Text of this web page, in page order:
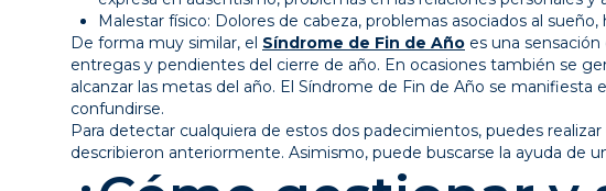
Malestar físico: Dolores de cabeza, problemas asociados al
De forma muy similar, el Síndrome de Fin de Año es una
entregas y pendientes del cierre de año. En ocasiones también se
alcanzar las metas del año. El Síndrome de Fin de Año se
confundirse.
Para detectar cualquiera de estos dos padecimientos, puedes
describieron anteriormente. Asimismo, puede buscarse la ayuda de